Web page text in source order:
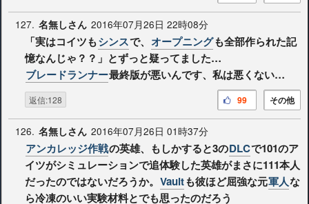
127. 名無しさん 2016年07月26日 22時08分
「実はコイツもシンスで、 オープニングも全部作られた記
憶なんじゃ？？」とずっと疑ってました…
ブレードランナー最終版が悪いんです、私は悪くない…
返信:128 その他
99
126. 名無しさん 2016年07月26日 01時37分
アンカレッジ作戦の英雄、もしかすると3のDLCで101のア
イツがシミュレーションで追体験した英雄がまさに111本人
だったのではないだろうか。 Vaultも彼ほど屈強な元軍人な
ら冷凍のいい実験材料とでも思ったのだろう